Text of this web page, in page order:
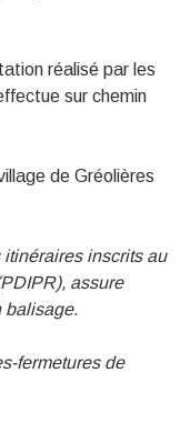
réalisé par les
sur chemin
de Gréolières
inscrits au
assure
balisage.
fermetures de